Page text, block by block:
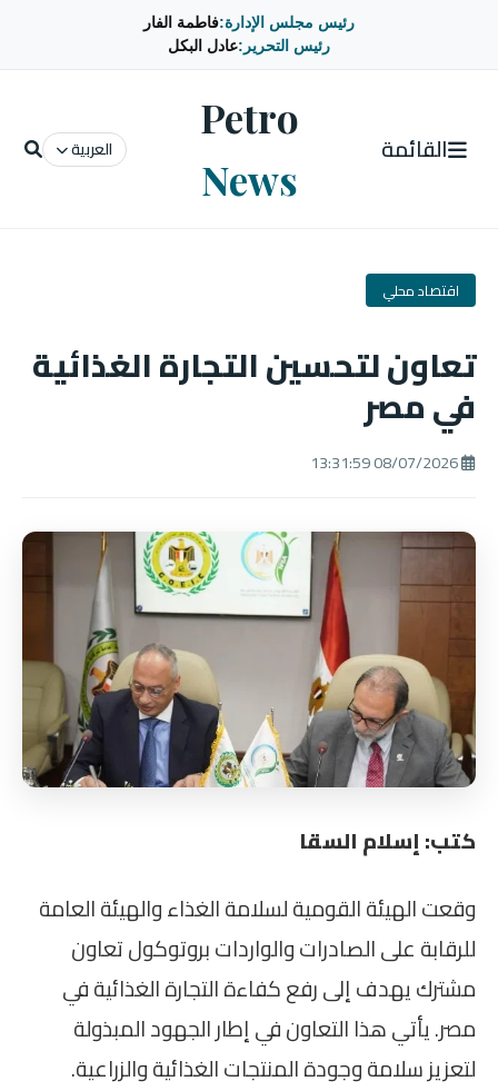
رئيس مجلس الإدارة:فاطمة الفار
رئيس التحرير:عادل البكل
القائمة
Petro
News
العربية
اقتصاد محلي
تعاون لتحسين التجارة الغذائية
في مصر
كتب: إسلام السقا
وقعت الهيئة القومية لسلامة الغذاء والهيئة العامة
للرقابة على الصادرات والواردات بروتوكول تعاون
مشترك يهدف إلى رفع كفاءة التجارة الغذائية في
مصر. يأتي هذا التعاون في إطار الجهود المبذولة
لتعزيز سلامة وجودة المنتجات الغذائية والزراعية.